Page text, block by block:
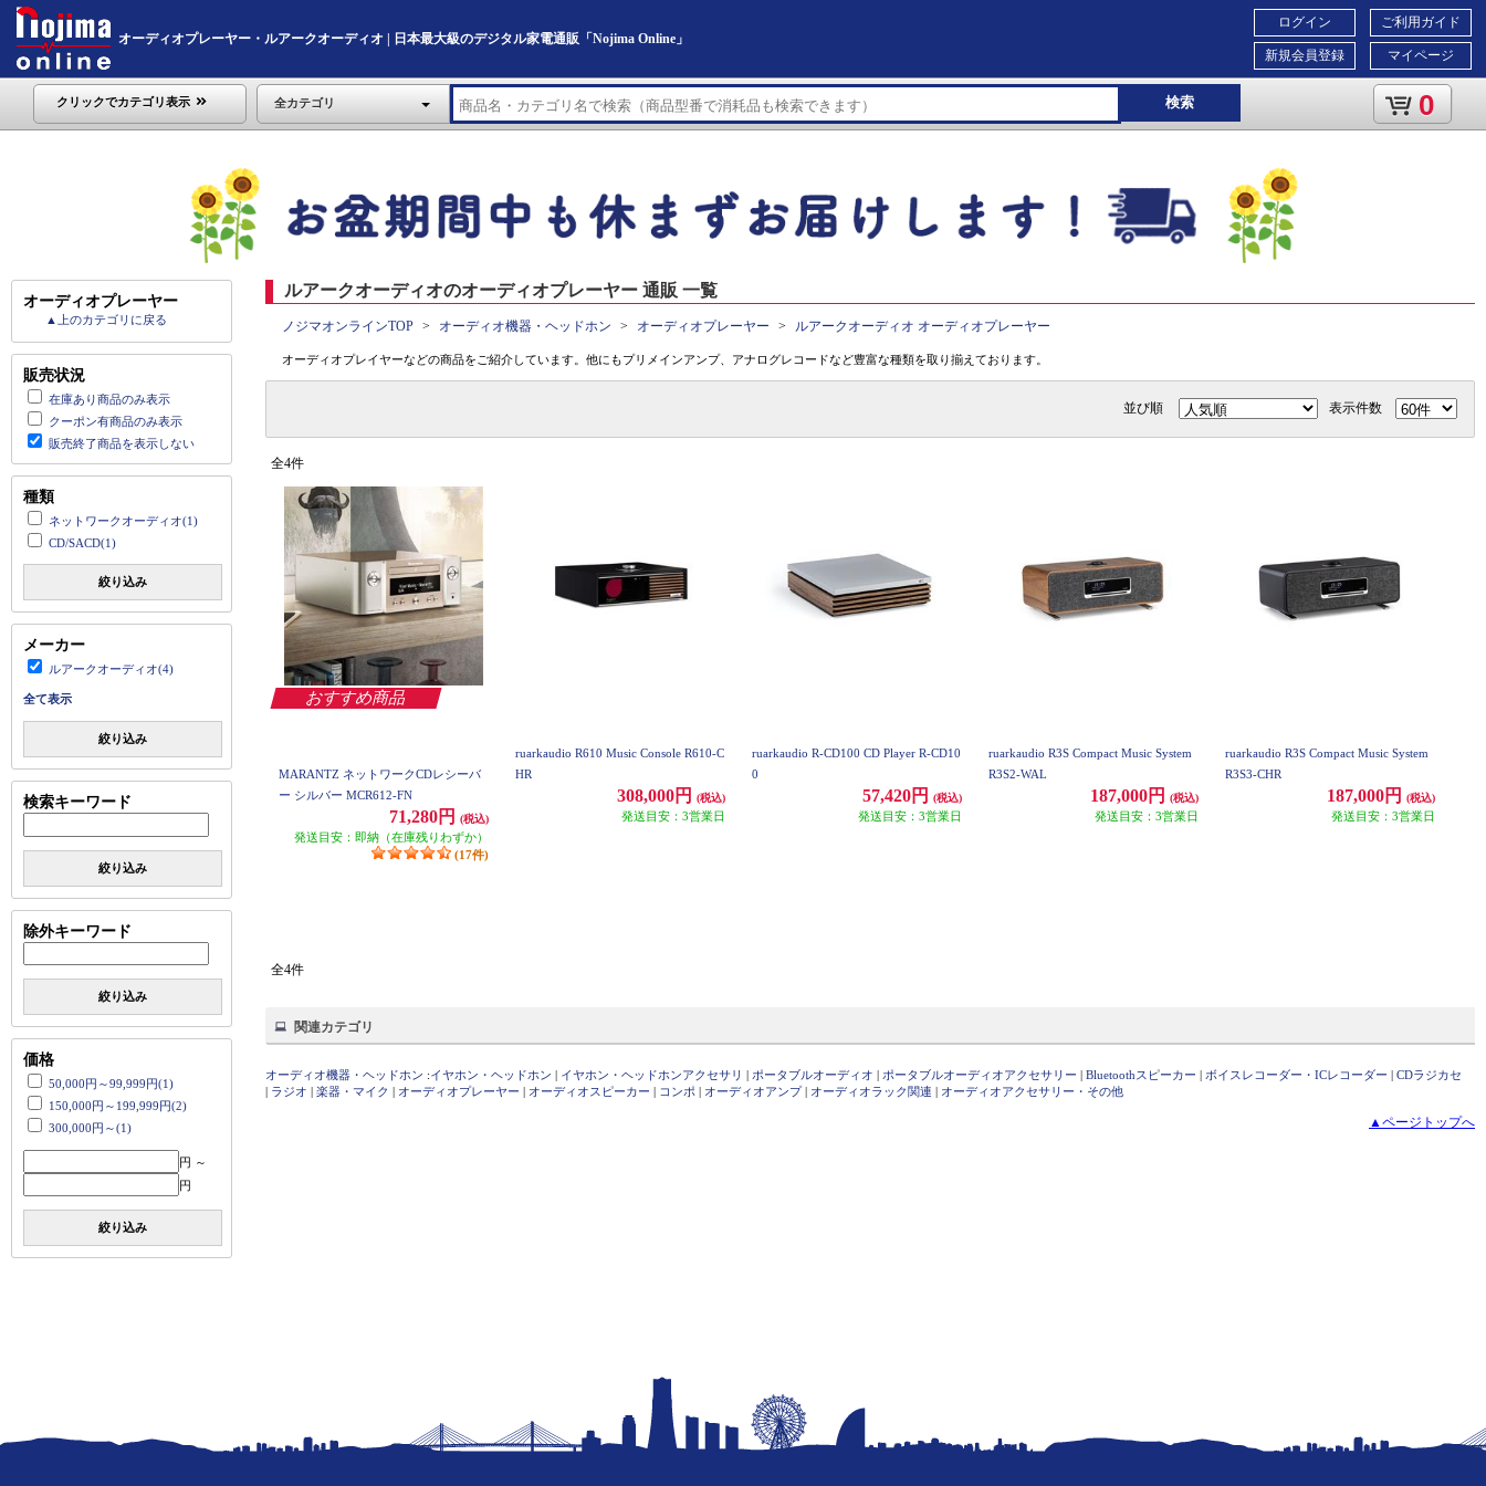
オーディオプレーヤー・ルアークオーディオ | 日本最大級のデジタル家電通販「Nojima Online」
ご利用ガイド
マイページ
ログイン
新規会員登録
クリックでカテゴリ表示 全カテゴリ 検索 0
オーディオプレーヤー
▲上のカテゴリに戻る
販売状況
在庫あり商品のみ表示
クーポン有商品のみ表示
販売終了商品を表示しない
種類
ネットワークオーディオ(1)
CD/SACD(1)
絞り込み
メーカー
ルアークオーディオ(4)
全て表示
絞り込み
検索キーワード
絞り込み
除外キーワード
絞り込み
価格
50,000円～99,999円(1)
150,000円～199,999円(2)
300,000円～(1)
円 ～
円
絞り込み
ルアークオーディオのオーディオプレーヤー 通販 一覧
ノジマオンラインTOP オーディオ機器・ヘッドホン オーディオプレーヤー ルアークオーディオ オーディオプレーヤー
オーディオプレイヤーなどの商品をご紹介しています。他にもプリメインアンプ、アナログレコードなど豊富な種類を取り揃えております。
並び順 表示件数
全4件
おすすめ商品
MARANTZ ネットワークCDレシーバ
ー シルバー MCR612-FN
71,280円 (税込)
発送目安：即納（在庫残りわずか）
(17件)
ruarkaudio R610 Music Console R610-C
HR
308,000円 (税込)
発送目安：3営業日
ruarkaudio R-CD100 CD Player R-CD10
0
57,420円 (税込)
発送目安：3営業日
ruarkaudio R3S Compact Music System
R3S2-WAL
187,000円 (税込)
発送目安：3営業日
ruarkaudio R3S Compact Music System
R3S3-CHR
187,000円 (税込)
発送目安：3営業日
全4件
関連カテゴリ
オーディオ機器・ヘッドホン :イヤホン・ヘッドホン | イヤホン・ヘッドホンアクセサリ | ポータブルオーディオ | ポータブルオーディオアクセサリー | Bluetoothスピーカー | ボイスレコーダー・ICレコーダー | CDラジカセ
| ラジオ | 楽器・マイク | オーディオプレーヤー | オーディオスピーカー | コンポ | オーディオアンプ| オーディオラック関連 | オーディオアクセサリー・その他
▲ページトップへ